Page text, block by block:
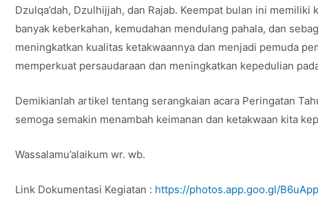
Dzulqa’dah, Dzulhijjah, dan Rajab. Keempat bulan ini
banyak keberkahan, kemudahan mendulang pahala, dan
meningkatkan kualitas ketakwaannya dan menjadi pemuda
memperkuat persaudaraan dan meningkatkan kepedulian
Demikianlah artikel tentang serangkaian acara Peringatan
semoga semakin menambah keimanan dan ketakwaan kita
Wassalamu’alaikum wr. wb.
Link Dokumentasi Kegiatan : https://photos.app.goo.gl/